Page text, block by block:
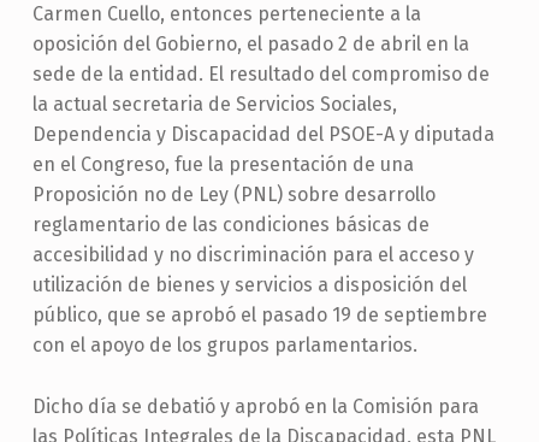
Carmen Cuello, entonces perteneciente a la
oposición del Gobierno, el pasado 2 de abril en la
sede de la entidad. El resultado del compromiso de
la actual secretaria de Servicios Sociales,
Dependencia y Discapacidad del PSOE-A y diputada
en el Congreso, fue la presentación de una
Proposición no de Ley (PNL) sobre desarrollo
reglamentario de las condiciones básicas de
accesibilidad y no discriminación para el acceso y
utilización de bienes y servicios a disposición del
público, que se aprobó el pasado 19 de septiembre
con el apoyo de los grupos parlamentarios.
Dicho día se debatió y aprobó en la Comisión para
las Políticas Integrales de la Discapacidad, esta PNL